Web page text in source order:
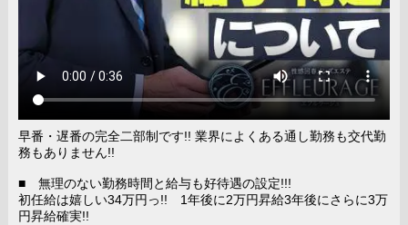
早番・遅番の完全二部制です!! 業界によくある通し勤務も交代勤
務もありません!!
■ 無理のない勤務時間と給与も好待遇の設定!!!
初任給は嬉しい34万円っ!! 1年後に2万円昇給3年後にさらに3万
円昇給確実!!